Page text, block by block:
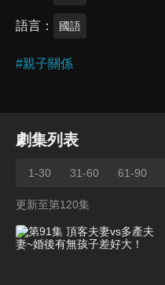
語言 國語
#親子關係
劇集列表
1-30 31-60 61-90
更新至第120集